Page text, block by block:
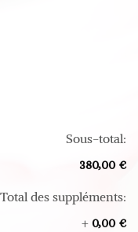
Sous-total:
380,00 €
Total des suppléments:
+ 0,00 €